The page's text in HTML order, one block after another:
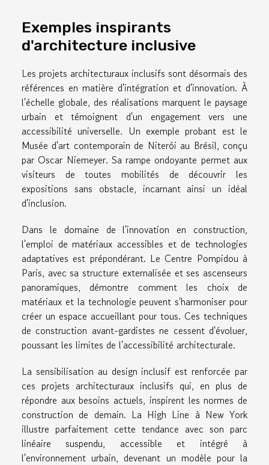
Exemples inspirants
d'architecture inclusive
Les projets architecturaux inclusifs sont désormais des
références en matière d'intégration et d'innovation. À
l'échelle globale, des réalisations marquent le paysage
urbain et témoignent d'un engagement vers une
accessibilité universelle. Un exemple probant est le
Musée d'art contemporain de Niterói au Brésil, conçu
par Oscar Niemeyer. Sa rampe ondoyante permet aux
visiteurs de toutes mobilités de découvrir les
expositions sans obstacle, incarnant ainsi un idéal
d'inclusion.
Dans le domaine de l'innovation en construction,
l'emploi de matériaux accessibles et de technologies
adaptatives est prépondérant. Le Centre Pompidou à
Paris, avec sa structure externalisée et ses ascenseurs
panoramiques, démontre comment les choix de
matériaux et la technologie peuvent s'harmoniser pour
créer un espace accueillant pour tous. Ces techniques
de construction avant-gardistes ne cessent d'évoluer,
poussant les limites de l'accessibilité architecturale.
La sensibilisation au design inclusif est renforcée par
ces projets architecturaux inclusifs qui, en plus de
répondre aux besoins actuels, inspirent les normes de
construction de demain. La High Line à New York
illustre parfaitement cette tendance avec son parc
linéaire suspendu, accessible et intégré à
l'environnement urbain, devenant un modèle pour la